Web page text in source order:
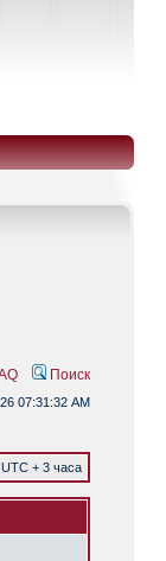
Поиск
07:31:32 AM
+ 3 часа